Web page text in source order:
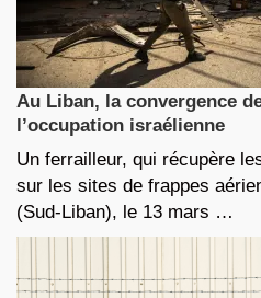
Au Liban, la convergence
l’occupation israélienne
Un ferrailleur, qui récupère
sur les sites de frappes
(Sud-Liban), le 13 mars …